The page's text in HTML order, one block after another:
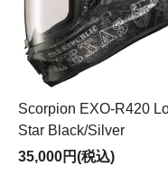
Scorpion EXO-R420
Star Black/Silver
35,000円(税込)